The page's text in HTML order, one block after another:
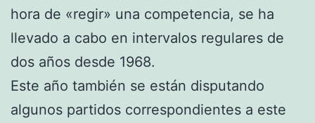
hora de «regir» una competencia, se ha
llevado a cabo en intervalos regulares de
dos años desde 1968.
Este año también se están disputando
algunos partidos correspondientes a este